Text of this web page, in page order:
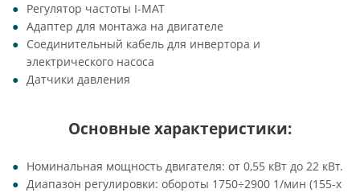
Регулятор частоты I-MAT
Адаптер для монтажа на двигателе
Соединительный кабель для инвертора и
электрического насоса
Датчики давления
Основные характеристики:
Номинальная мощность двигателя: от 0,55 кВт до 22 кВт.
Диапазон регулировки: обороты 1750÷2900 1/мин (155-х